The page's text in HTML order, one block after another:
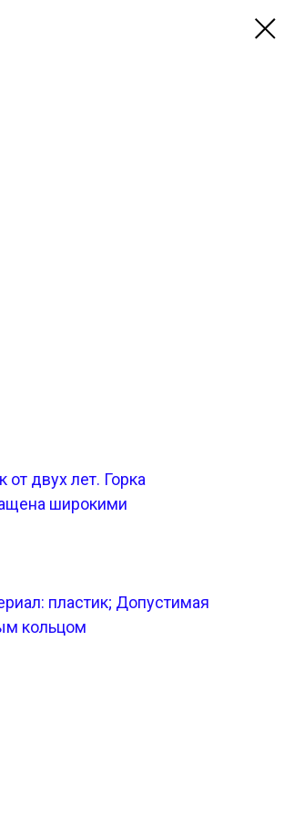
двух лет. Горка
широкими
пластик; Допустимая
кольцом